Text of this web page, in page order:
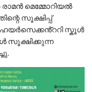
മെമ്മോറിയൽ
സൂക്ഷിപ്പ്
സ്കൂൾ
സൂക്ഷിക്കുന്ന